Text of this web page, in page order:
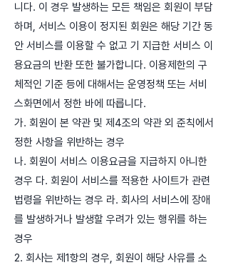
니다. 이 경우 발생하는 모든 책임은 회원이 부담
하며, 서비스 이용이 정지된 회원은 해당 기간 동
안 서비스를 이용할 수 없고 기 지급한 서비스 이
용요금의 반환 또한 불가합니다. 이용제한의 구
체적인 기준 등에 대해서는 운영정책 또는 서비
스화면에서 정한 바에 따릅니다.
가. 회원이 본 약관 및 제4조의 약관 외 준칙에서
정한 사항을 위반하는 경우
나. 회원이 서비스 이용요금을 지급하지 아니한
경우 다. 회원이 서비스를 적용한 사이트가 관련
법령을 위반하는 경우 라. 회사의 서비스에 장애
를 발생하거나 발생할 우려가 있는 행위를 하는
경우
2. 회사는 제1항의 경우, 회원이 해당 사유를 소